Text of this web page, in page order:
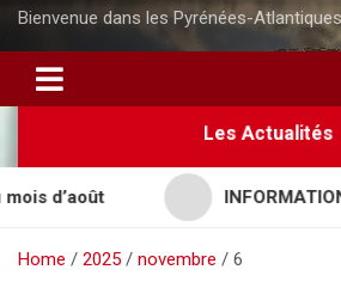
t
n
Bienvenue dans les Pyrénées-Atlantiques
Les Actualités
INFORMATION
Home 2025 novembre 6